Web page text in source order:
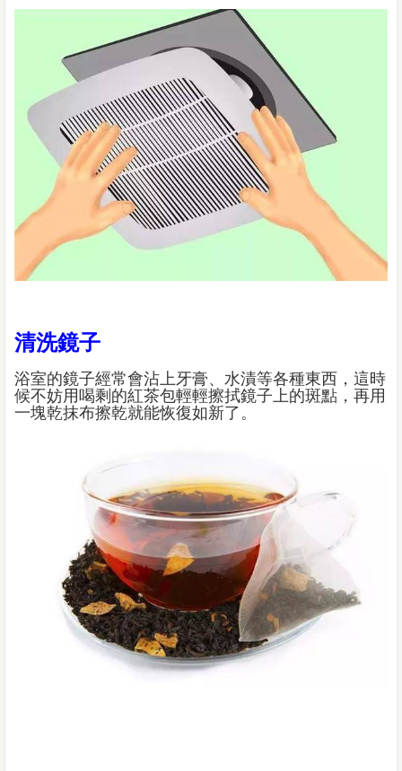
清洗鏡子
浴室的鏡子經常會沾上牙膏、水漬等各種東西，這時
候不妨用喝剩的紅茶包輕輕擦拭鏡子上的斑點，再用
一塊乾抹布擦乾就能恢復如新了。